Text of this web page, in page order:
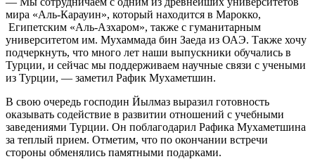
мира «Аль-Карауин», который находится в Марокко,
Египетским «Аль-Азхаром», также с гуманитарным
университетом им. Мухаммада бин Заеда из ОАЭ. Также хочу
подчеркнуть, что много лет наши выпускники обучались в
Турции, и сейчас мы поддерживаем научные связи с учеными
из Турции, — заметил Рафик Мухаметшин.
В свою очередь господин Йылмаз выразил готовность
оказывать содействие в развитии отношений с учебными
заведениями Турции. Он поблагодарил Рафика Мухаметшина
за теплый прием. Отметим, что по окончании встречи
стороны обменялись памятными подарками.